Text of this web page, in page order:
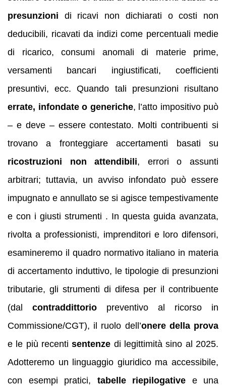
presunzioni di ricavi non dichiarati o costi non
deducibili, ricavati da indizi come percentuali medie
di ricarico, consumi anomali di materie prime,
versamenti bancari ingiustificati, coefficienti
presuntivi, ecc. Quando tali presunzioni risultano
errate, infondate o generiche, l’atto impositivo può
– e deve – essere contestato. Molti contribuenti si
trovano a fronteggiare accertamenti basati su
ricostruzioni non attendibili, errori o assunti
arbitrari; tuttavia, un avviso infondato può essere
impugnato e annullato se si agisce tempestivamente
e con i giusti strumenti . In questa guida avanzata,
rivolta a professionisti, imprenditori e loro difensori,
esamineremo il quadro normativo italiano in materia
di accertamento induttivo, le tipologie di presunzioni
tributarie, gli strumenti di difesa per il contribuente
(dal contraddittorio preventivo al ricorso in
Commissione/CGT), il ruolo dell’onere della prova
e le più recentisentenze di legittimità sino al 2025.
Adotteremo un linguaggio giuridico ma accessibile,
con esempi pratici, tabelle riepilogative e una